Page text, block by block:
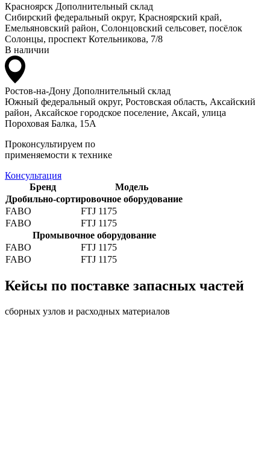
Красноярск Дополнительный склад
Сибирский федеральный округ, Красноярский край,
Емельяновский район, Солонцовский сельсовет, посёлок
Солонцы, проспект Котельникова, 7/8
В наличии
Ростов-на-Дону Дополнительный склад
Южный федеральный округ, Ростовская область, Аксайский
район, Аксайское городское поселение, Аксай, улица
Пороховая Балка, 15А
Проконсультируем по
применяемости к технике
Консультация
Бренд
Модель
Дробильно-сортировочное оборудование
FABO
FTJ 1175
FABO
FTJ 1175
Промывочное оборудование
FABO
FTJ 1175
FABO
FTJ 1175
Кейсы по поставке запасных частей
сборных узлов и расходных материалов